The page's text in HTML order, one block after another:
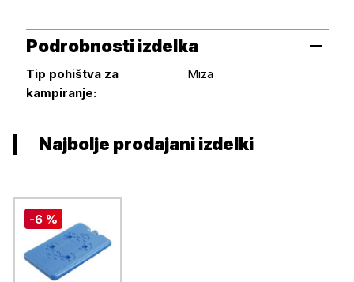
Podrobnosti izdelka
Podrobnosti izdelka
Tip pohištva za
kampiranje:
Miza
Najbolje prodajani izdelki
-6 %